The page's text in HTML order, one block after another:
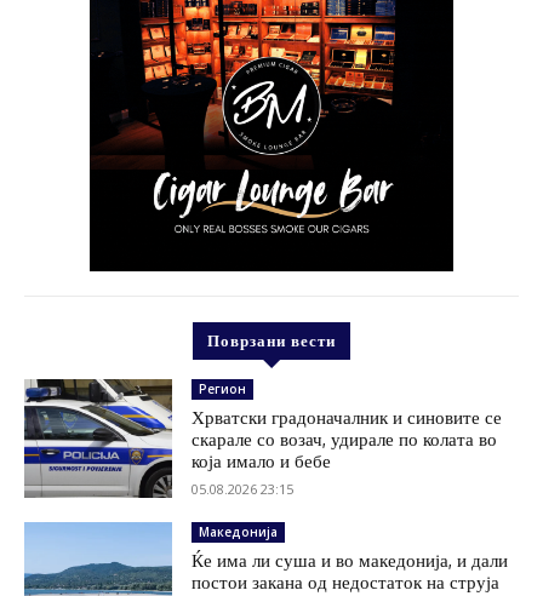
Поврзани вести
Регион
Хрватски градоначалник и синовите се
скарале со возач, удирале по колата во
која имало и бебе
05.08.2026 23:15
Македонија
Ќе има ли суша и во македонија, и дали
постои закана од недостаток на струја